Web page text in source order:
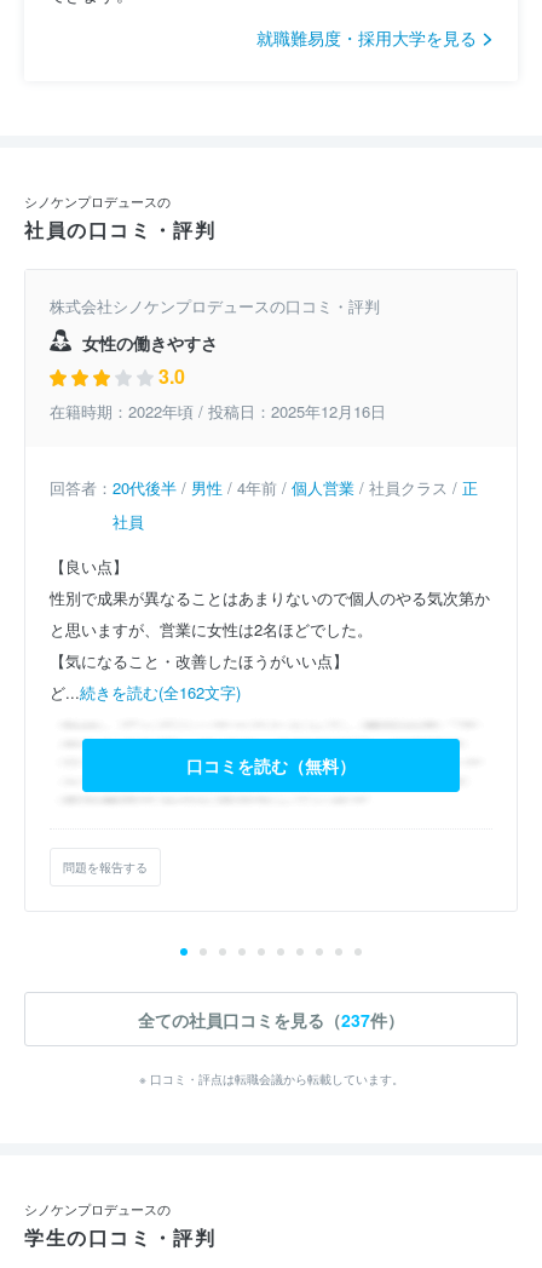
就職難易度・採用大学を見る
シノケンプロデュースの
社員の口コミ・評判
株式会社シノケンプロデュースの口コミ・評判
女性の働きやすさ
3.0
在籍時期：2022年頃 / 投稿日：2025年12月16日
回答者： 20代後半 / 男性 / 4年前 / 個人営業 / 社員クラス / 正
社員
【良い点】
性別で成果が異なることはあまりないので個人のやる気次第か
と思いますが、営業に女性は2名ほどでした。
【気になること・改善したほうがいい点】
ど...続きを読む(全162文字)
口コミを読む（無料）
問題を報告する
全ての社員口コミを見る（237件）
※ 口コミ・評点は転職会議から転載しています。
シノケンプロデュースの
学生の口コミ・評判